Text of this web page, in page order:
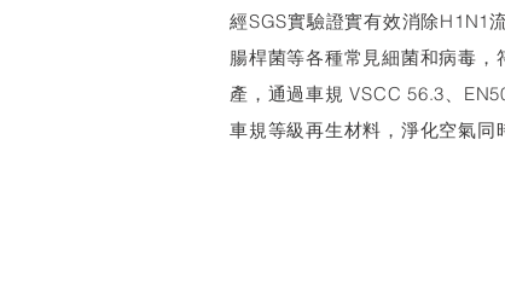
經SGS實驗證實有效消除H1N1
腸桿菌等各種常見細菌和病毒，
產，通過車規 VSCC 56.3、
車規等級再生材料，淨化空氣同